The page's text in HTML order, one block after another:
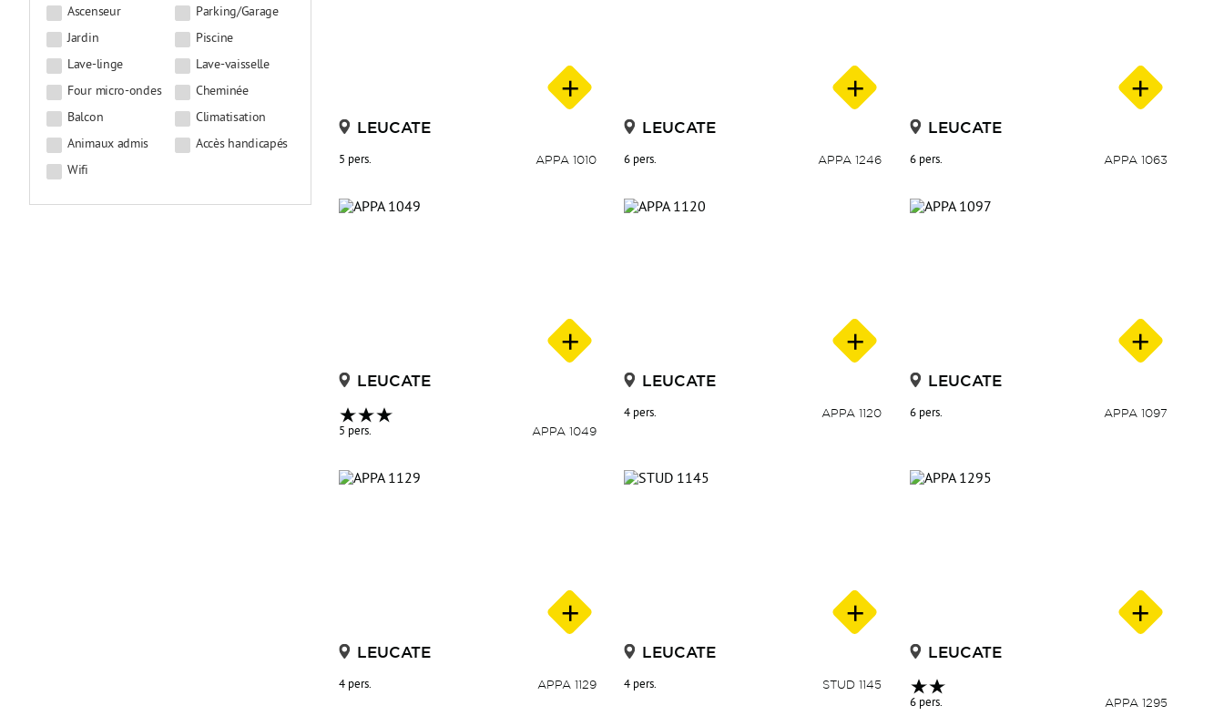
writer) à
System.Xml.Xsl.XslCompiledTransform.Transform(IXPathNavigable
input, XsltArgumentList arguments,
XmlWriter results, XmlResolver
documentResolver) à
OpenSystem.OsXml.OsXslt.MoteurEXslt.ExecuteTransformationStream(MvpXslTransform
OpenSystem.Infolive4.ObjNews.Transfo.MoteurTransfo.ExecuteTransfoNative(MvpXslTransform
Ascenseur
Parking/Garage
Jardin
Piscine
Lave-linge
Lave-vaisselle
Four micro-ondes
Cheminée
Balcon
Climatisation
Animaux admis
Accès handicapés
Wifi
LEUCATE
5 pers. APPA 1010
LEUCATE
6 pers. APPA 1246
LEUCATE
6 pers. APPA 1063
LEUCATE
5 pers. APPA 1049
LEUCATE
4 pers. APPA 1120
LEUCATE
6 pers. APPA 1097
LEUCATE
4 pers. APPA 1129
LEUCATE
4 pers. STUD 1145
LEUCATE
6 pers. APPA 1295